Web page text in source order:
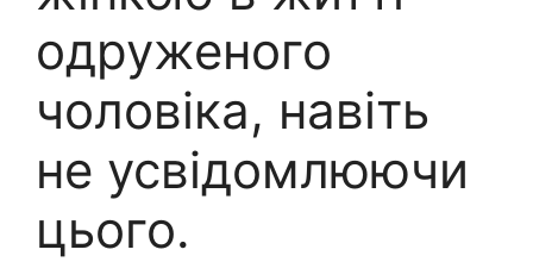
одруженого
чоловіка, навіть
не усвідомлюючи
цього.